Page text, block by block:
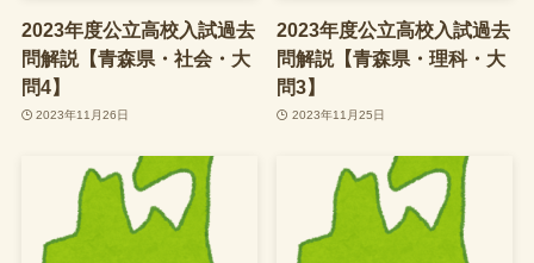
2023年度公立高校入試過去
問解説【青森県・社会・大
問4】
2023年11月26日
2023年度公立高校入試過去
問解説【青森県・理科・大
問3】
2023年11月25日